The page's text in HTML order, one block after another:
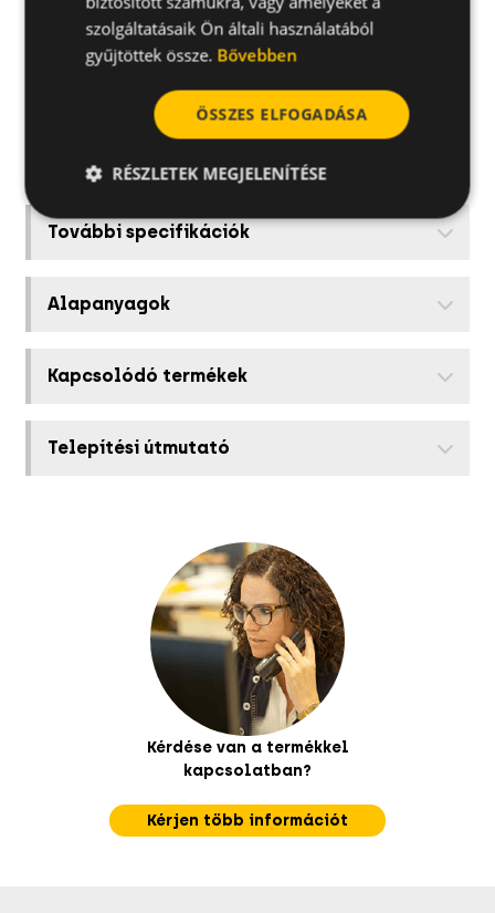
9X16190AST
Alkalmazások
További specifikációk
Alapanyagok
Kapcsolódó termékek
Telepítési útmutató
Kérdése van a termékkel
kapcsolatban?
Kérjen több információt
szolgáltatásaik Ön általi használatából
gyűjtöttek össze. Bővebben
ÖSSZES ELFOGADÁSA
RÉSZLETEK MEGJELENÍTÉSE